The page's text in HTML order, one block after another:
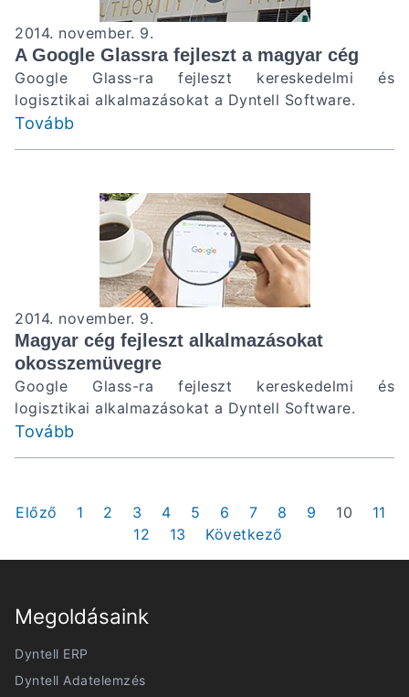
2014. november. 9.
A Google Glassra fejleszt a magyar cég
Google Glass-ra fejleszt kereskedelmi és
logisztikai alkalmazásokat a Dyntell Software.
Tovább
2014. november. 9.
Magyar cég fejleszt alkalmazásokat
okosszemüvegre
Google Glass-ra fejleszt kereskedelmi és
logisztikai alkalmazásokat a Dyntell Software.
Tovább
Előző 1 2 3 4 5 6 7 8 9 10
11
12
13 Következő
Megoldásaink
Dyntell ERP
Dyntell Adatelemzés